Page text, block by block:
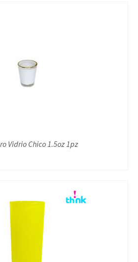
Vidrio Chico 1.5oz 1pz